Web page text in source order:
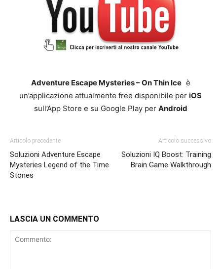
Adventure Escape Mysteries – On Thin Ice è
un’applicazione attualmente free disponibile per iOS
sull’App Store e su Google Play per Android
Articolo precedente
Soluzioni Adventure Escape
Mysteries Legend of the Time
Stones
Articolo successivo
Soluzioni IQ Boost: Training
Brain Game Walkthrough
LASCIA UN COMMENTO